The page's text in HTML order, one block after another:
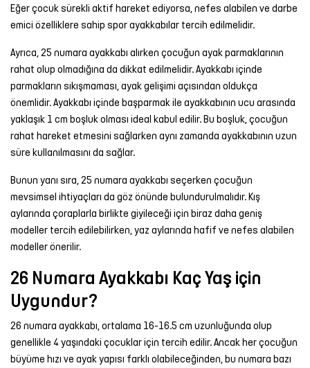
Eğer çocuk sürekli aktif hareket ediyorsa, nefes alabilen ve darbe
emici özelliklere sahip spor ayakkabılar tercih edilmelidir.
Ayrıca, 25 numara ayakkabı alırken çocuğun ayak parmaklarının
rahat olup olmadığına da dikkat edilmelidir. Ayakkabı içinde
parmakların sıkışmaması, ayak gelişimi açısından oldukça
önemlidir. Ayakkabı içinde başparmak ile ayakkabının ucu arasında
yaklaşık 1 cm boşluk olması ideal kabul edilir. Bu boşluk, çocuğun
rahat hareket etmesini sağlarken aynı zamanda ayakkabının uzun
süre kullanılmasını da sağlar.
Bunun yanı sıra, 25 numara ayakkabı seçerken çocuğun
mevsimsel ihtiyaçları da göz önünde bulundurulmalıdır. Kış
aylarında çoraplarla birlikte giyileceği için biraz daha geniş
modeller tercih edilebilirken, yaz aylarında hafif ve nefes alabilen
modeller önerilir.
26 Numara Ayakkabı Kaç Yaş için
Uygundur?
26 numara ayakkabı, ortalama 16-16.5 cm uzunluğunda olup
genellikle 4 yaşındaki çocuklar için tercih edilir. Ancak her çocuğun
büyüme hızı ve ayak yapısı farklı olabileceğinden, bu numara bazı